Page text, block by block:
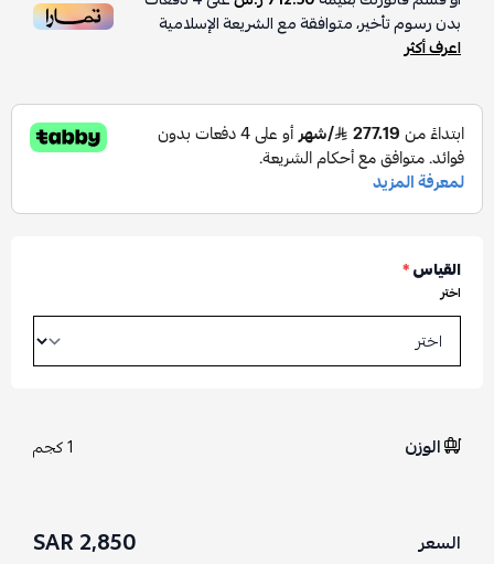
بدون رسوم تأخير، متوافقة مع الشريعة الإسلامية
اعرف أكثر
القياس*
اختر
الوزن 1 كجم
السعر 2,850 SAR